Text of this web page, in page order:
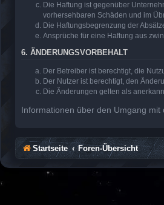
Die Haftung ist gegenüber
vorhersehbaren Schäden und im
Die Haftungsbegrenzung der
Ansprüche für eine Haftung aus
6. ÄNDERUNGSVORBEHALT
Der Betreiber ist berechtigt, die
Der Nutzer ist berechtigt, den
Die Änderungen gelten als
Informationen über den Umgang
Startseite Foren-Übersicht